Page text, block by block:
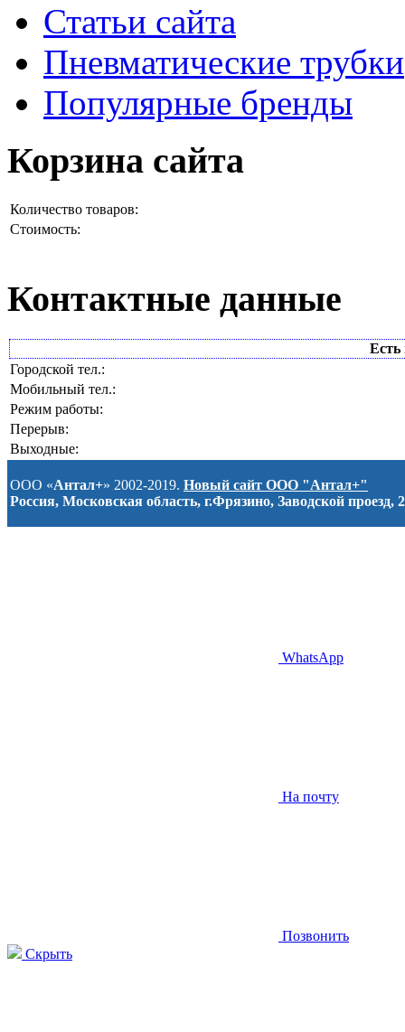
Статьи сайта
Пневматические трубки
Популярные бренды
Корзина сайта
Количество товаров:
Стоимость:
Контактные данные
Есть
Городской тел.:
Мобильный тел.:
Режим работы:
Перерыв:
Выходные:
ООО «Антал+» 2002-2019. Новый сайт ООО "Антал+"
Россия, Московская область, г.Фрязино, Заводской проезд, 2
WhatsApp
На почту
Позвонить
Скрыть